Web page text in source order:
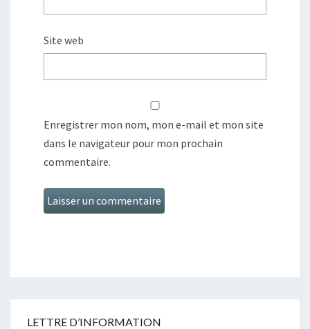
Site web
Enregistrer mon nom, mon e-mail et mon site
dans le navigateur pour mon prochain
commentaire.
LETTRE D’INFORMATION